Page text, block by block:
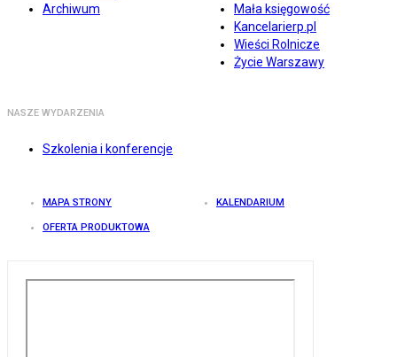
Archiwum
Mała księgowość
Kancelarierp.pl
Wieści Rolnicze
Życie Warszawy
NASZE WYDARZENIA
Szkolenia i konferencje
MAPA STRONY KALENDARIUM
OFERTA PRODUKTOWA